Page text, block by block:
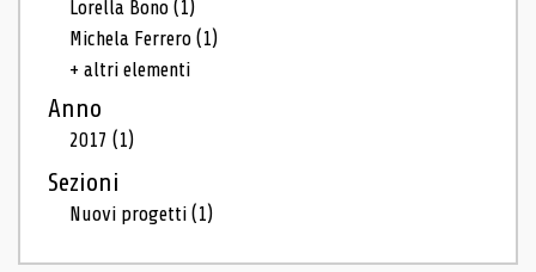
Lorella Bono(1)
Michela Ferrero(1)
+ altri elementi
Anno
2017(1)
Sezioni
Nuovi progetti(1)